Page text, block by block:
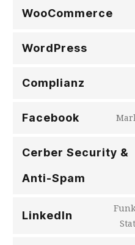
WooCommerce
WordPress
Complianz
Facebook
Cerber Security &
Anti-Spam
LinkedIn